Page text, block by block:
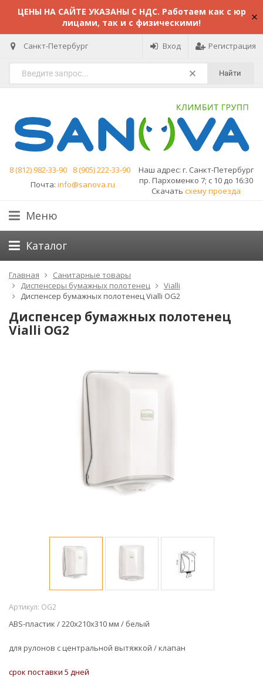
ЦЕНЫ НА САЙТЕ УКАЗАНЫ С НДС. Работаем как с юр
лицами, так и с физическими!
Санкт-Петербург Вход Регистрация
Найти
8 (812) 982-33-90
8 (905) 222-33-90
Почта: info@sanova.ru
Наш адрес: г. Санкт-Петербург
пр. Пархоменко 7; с 10 до 16:30
Скачать схему проезда
Меню
Каталог
Главная
Санитарные товары
Диспенсеры бумажных полотенец
Vialli
Диспенсер бумажных полотенец Vialli OG2
Диспенсер бумажных полотенец
Vialli OG2
Артикул: OG2
ABS-пластик /220x210x310мм / белый
для рулонов с центральной вытяжкой / клапан
срок поставки 5 дней